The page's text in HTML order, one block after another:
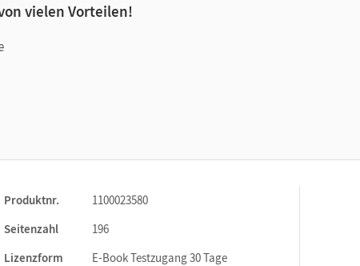
vielen Vorteilen!
Produktnr.
1100023580
Seitenzahl
196
Lizenzform
E-Book Testzugang 30 Tage